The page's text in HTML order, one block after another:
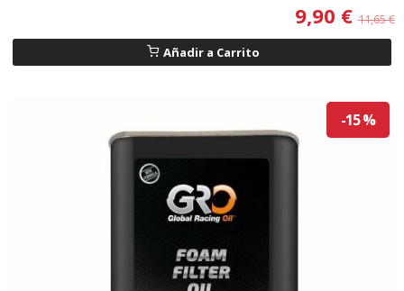
9,90 € 11,65 €
Añadir a Carrito
-15 %